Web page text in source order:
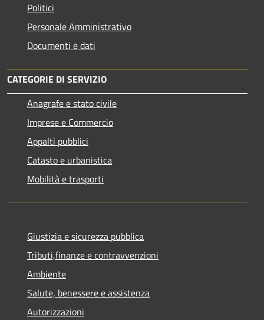
Politici
Personale Amministrativo
Documenti e dati
CATEGORIE DI SERVIZIO
Anagrafe e stato civile
Imprese e Commercio
Appalti pubblici
Catasto e urbanistica
Mobilità e trasporti
Giustizia e sicurezza pubblica
Tributi,finanze e contravvenzioni
Ambiente
Salute, benessere e assistenza
Autorizzazioni